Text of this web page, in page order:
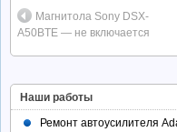
Магнитола Sony DSX-
A50BTE — не включается
Наши работы
Ремонт автоусилителя